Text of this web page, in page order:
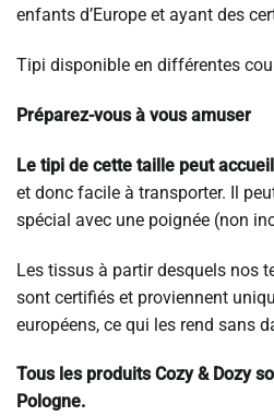
enfants d’Europe et ayant des
Tipi disponible en différentes
Préparez-vous à vous amuser
Le tipi de cette taille peut
et donc facile à transporter. Il
spécial avec une poignée (non
Les tissus à partir desquels nos
sont certifiés et proviennent
européens, ce qui les rend sans
Tous les produits Cozy & Dozy
Pologne.